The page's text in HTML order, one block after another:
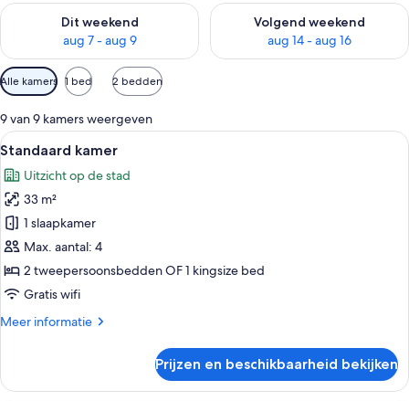
Dit weekend
aug 7 - aug 9
De beschikbaarheid controleren voor dit weekend aug 7 -
Volgend weekend
aug 14 - aug 16
De beschikbaarheid
Beschikbare
filters
voor
kamers
Alle kamers 1 bed 2 bedden
9 van 9 kamers weergeven
Alle
foto's
voor
Standaard
kamer
laden
Een moderne hotelkamer met een
11
Standaard kamer
Uitzicht op de stad
33 m²
1 slaapkamer
Max. aantal: 4
2 tweepersoonsbedden OF 1 kingsize bed
Gratis wifi
Meer informatie
Meer
kamer
Prijzen en beschikbaarheid bekijken